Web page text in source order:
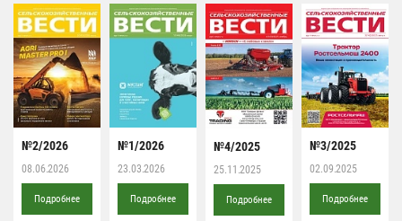
№2/2026
08.06.2026
Подробнее
№1/2026
23.03.2026
Подробнее
№4/2025
25.11.2025
Подробнее
№3/2025
02.09.2025
Подробнее